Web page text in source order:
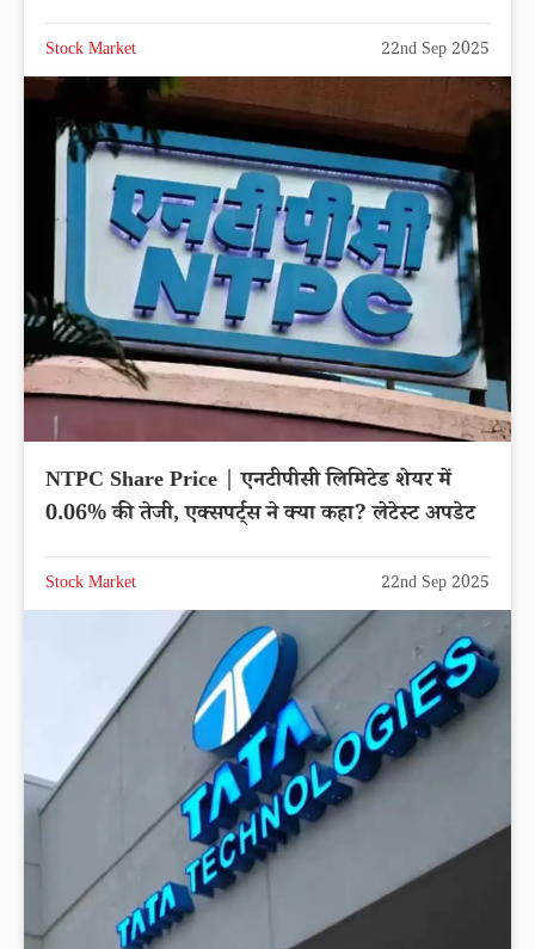
Stock Market 22nd Sep 2025
NTPC Share Price | एनटीपीसी लिमिटेड शेयर में
0.06% की तेजी, एक्सपर्ट्स ने क्या कहा? लेटेस्ट अपडेट
Stock Market 22nd Sep 2025